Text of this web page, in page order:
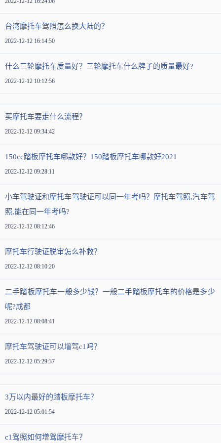
台湾摩托车驾照怎么换大陆的？
2022-12-12 16:14:50
什么三轮摩托车质量好？三轮摩托车什么牌子的质量最好?
2022-12-12 10:12:56
买摩托车要走什么流程？
2022-12-12 09:34:42
150cc踏板摩托车哪款好？150踏板摩托车哪款好2021
2022-12-12 09:28:11
小车驾驶证和摩托车驾驶证可以同一年考吗？摩托车驾照,汽车驾
照,能在同一年考吗?
2022-12-12 08:12:46
摩托车行驶证脱审怎么补救？
2022-12-12 08:10:20
二手踏板摩托车一般多少钱？一般二手踏板摩托车的价格是多少
呢?成都
2022-12-12 08:08:41
摩托车驾驶证可以增驾c1吗？
2022-12-12 05:29:37
3万以内最好的踏板摩托车？
2022-12-12 05:01:54
c1驾照如何增驾摩托车？